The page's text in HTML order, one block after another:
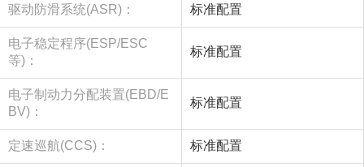
驱动防滑系统(ASR)： 标准配置
电子稳定程序(ESP/ESC
等)：
标准配置
电子制动力分配装置(EBD/E
BV)：
标准配置
定速巡航(CCS)： 标准配置